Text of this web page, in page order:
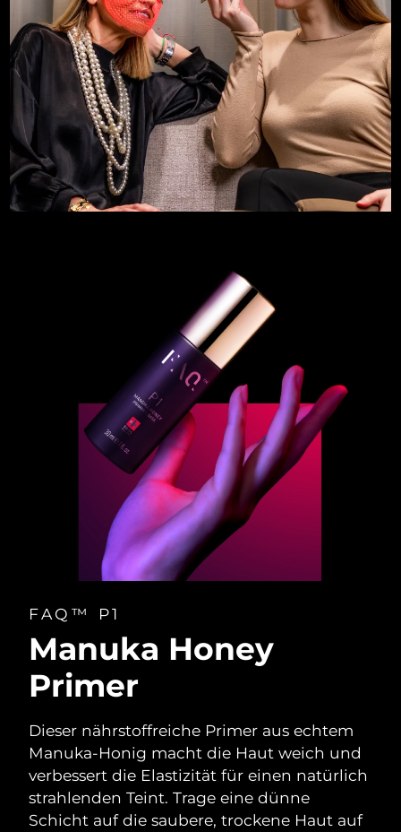
FAQ™ P1
Manuka Honey
Primer
Dieser nährstoffreiche Primer aus echtem
Manuka-Honig macht die Haut weich und
verbessert die Elastizität für einen natürlich
strahlenden Teint. Trage eine dünne
Schicht auf die saubere, trockene Haut auf